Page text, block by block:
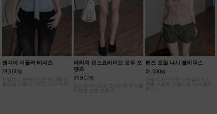
젠디아 머플러 티셔츠
포멀하고 분위기있는 코디를 연
출해줄 머플러 디자인의 티셔츠!
페리처 핀스트라이프 로우 숏
팬츠
39,800원
핀스트라이프로 빈지티한 무드를
더해준 코튼 숏팬츠!
펜즈 프릴 나시 블라우스
프릴 디자인으로 오프숄더로도
연출 가능한 러블리한 나시 블라